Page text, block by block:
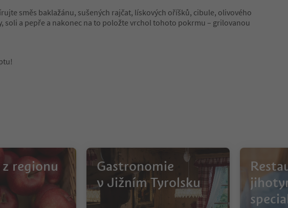
směs baklažánu, sušených rajčat, lískových oříšků, cibule, olivového
soli a pepře a nakonec na to položte vrchol tohoto pokrmu – grilovanou
regionu
Gastronomie
v Jižním Tyrolsku